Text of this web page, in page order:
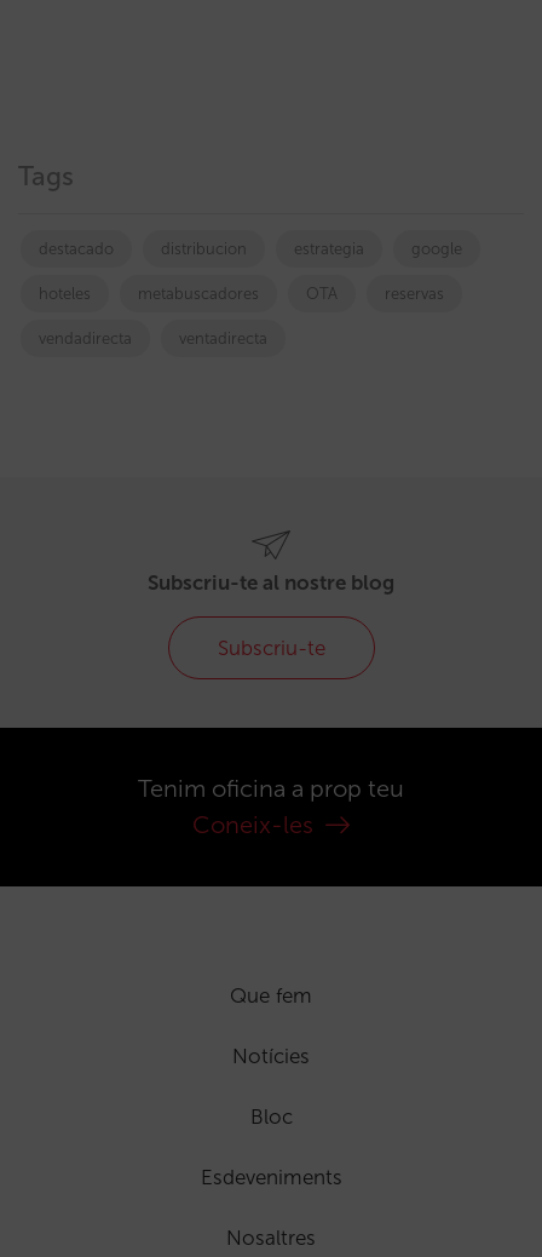
Tags
destacado distribucion estrategia google
hoteles metabuscadores OTA reservas
vendadirecta ventadirecta
Subscriu-te al nostre blog
Subscriu-te
Tenim oficina a prop teu
Coneix-les
Que fem
Notícies
Bloc
Esdeveniments
Nosaltres